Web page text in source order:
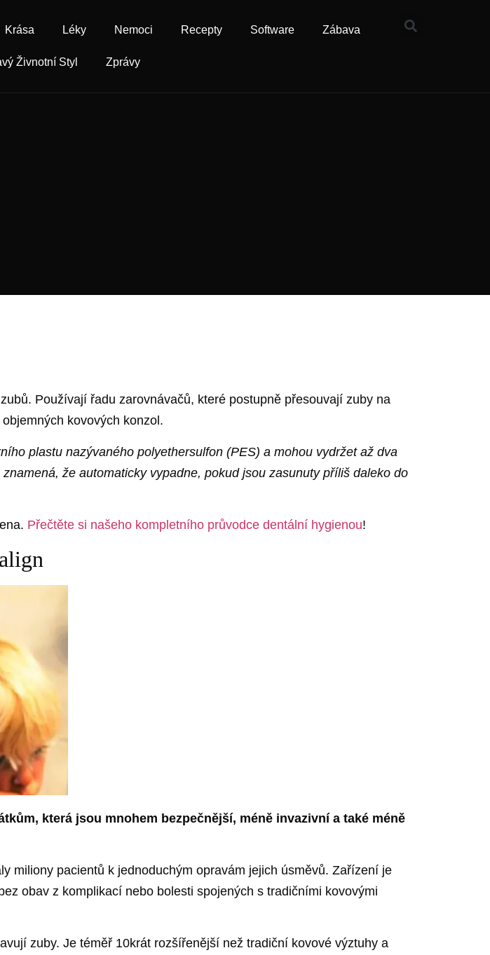
Krása Léky Nemoci Recepty Software Zábava
Živnotní Styl Zprávy
Používají řadu zarovnávačů, které postupně přesouvají zuby na
kovových konzol.
plastu nazývaného polyethersulfon (PES) a mohou vydržet až dva
že automaticky vypadne, pokud jsou zasunuty příliš daleko do
Přečtěte si našeho kompletního průvodce dentální hygienou!
která jsou mnohem bezpečnější, méně invazivní a také méně
miliony pacientů k jednoduchým opravám jejich úsměvů. Zařízení je
obav z komplikací nebo bolesti spojených s tradičními kovovými
zuby. Je téměř 10krát rozšířenější než tradiční kovové výztuhy a